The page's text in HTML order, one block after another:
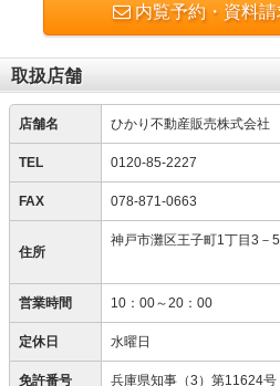
内覧予約・資料
取扱店舗
店舗名 ひかり不動産販売株式会社
TEL 0120-85-2227
FAX 078-871-0663
住所
神戸市灘区王子町1丁目3－5
営業時間 10：00～20：00
定休日 水曜日
免許番号 兵庫県知事（3）第11624号